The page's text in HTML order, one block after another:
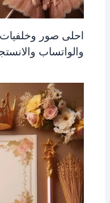
احلى صور
والواتساب